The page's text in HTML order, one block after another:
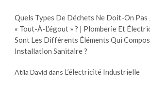
Quels Types De Déchets Ne Doit-On Pas
« Tout-À-L'égout » ? | Plomberie Et
Sont Les Différents Éléments Qui
Installation Sanitaire ?
Atila David dans L’électricité Industrielle